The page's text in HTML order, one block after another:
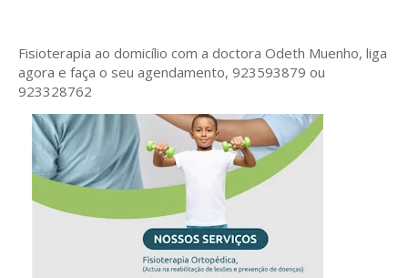
Fisioterapia ao domicílio com a doctora Odeth Muenho, liga
agora e faça o seu agendamento, 923593879 ou
923328762